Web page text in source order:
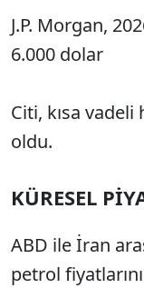
J.P. Morgan,
6.000 dolar
Citi, kısa
oldu.
KÜRESEL
ABD ile İran
petrol